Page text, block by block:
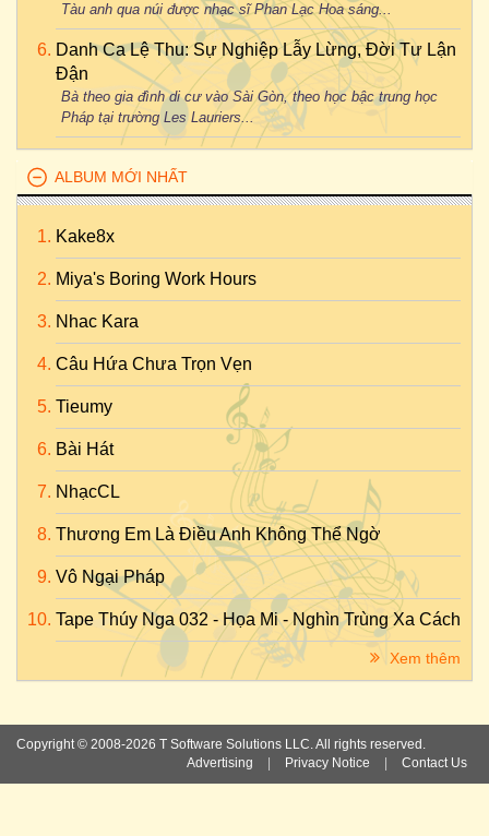
Tàu anh qua núi được nhạc sĩ Phan Lạc Hoa sáng...
Danh Ca Lệ Thu: Sự Nghiệp Lẫy Lừng, Đời Tư Lận
Đận
Bà theo gia đình di cư vào Sài Gòn, theo học bậc trung học
Pháp tại trường Les Lauriers...
ALBUM MỚI NHẤT
Kake8x
Miya's Boring Work Hours
Nhac Kara
Câu Hứa Chưa Trọn Vẹn
Tieumy
Bài Hát
NhạcCL
Thương Em Là Điều Anh Không Thể Ngờ
Vô Ngại Pháp
Tape Thúy Nga 032 - Họa Mi - Nghìn Trùng Xa Cách
Xem thêm
Copyright © 2008-2026 T Software Solutions LLC. All rights reserved.
Advertising
Privacy Notice Contact Us